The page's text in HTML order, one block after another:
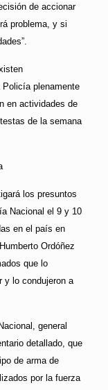
de accionar
problema, y si
plenamente
en actividades de
de la semana
los presuntos
Nacional el 9 y 10
en el país en
Ordóñez
que lo
y lo condujeron a
general
detallado, que
de arma de
por la fuerza